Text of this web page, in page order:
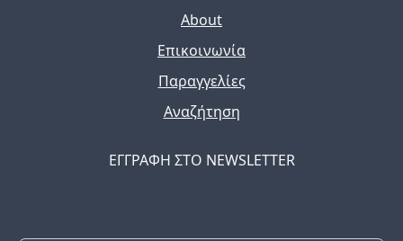
About
Επικοινωνία
Παραγγελίες
Αναζήτηση
ΕΓΓΡΑΦΗ ΣΤΟ NEWSLETTER